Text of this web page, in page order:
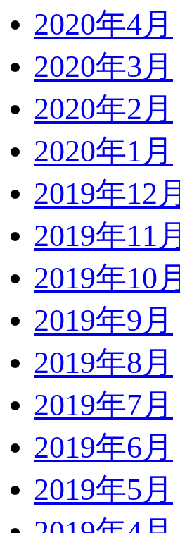
2020年4月
2020年3月
2020年2月
2020年1月
2019年12月
2019年11月
2019年10月
2019年9月
2019年8月
2019年7月
2019年6月
2019年5月